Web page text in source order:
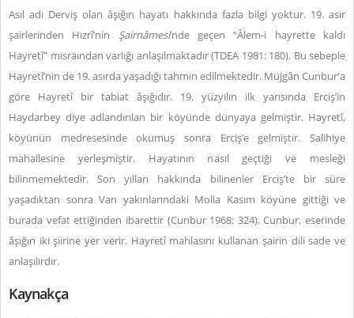
Asıl adı Derviş olan âşığın hayatı hakkında fazla bilgi yoktur. 19. asır
şairlerinden Hızrî’nin Şairnâmesi’nde geçen “Âlem-i hayrette kaldı
Hayretî” mısraından varlığı anlaşılmaktadır (TDEA 1981: 180). Bu sebeple
Hayretî’nin de 19. asırda yaşadığı tahmin edilmektedir. Müjgân Cunbur'a
göre Hayretî bir tabiat âşığıdır. 19. yüzyılın ilk yarısında Erciş’in
Haydarbey diye adlandırılan bir köyünde dünyaya gelmiştir. Hayretî,
köyünün medresesinde okumuş sonra Erciş’e gelmiştir. Salihiye
mahallesine yerleşmiştir. Hayatının nasıl geçtiği ve mesleği
bilinmemektedir. Son yılları hakkında bilinenler Erciş’te bir süre
yaşadıktan sonra Van yakınlarındaki Molla Kasım köyüne gittiği ve
burada vefat ettiğinden ibarettir (Cunbur 1968: 324).Cunbur, eserinde
âşığın iki şiirine yer verir. Hayretî mahlasını kullanan şairin dili sade ve
anlaşılırdır.
Kaynakça